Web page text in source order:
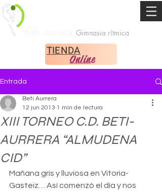
Gimnasia rítmica
Online
TIENDA
Entrada
XIII TORNEO C.D. BETI-
AURRERA “ALMUDENA
CID”
Beti Aurrera
12 jun 2013 1 min de lectura
Mañana gris y lluviosa en Vitoria-
Gasteiz… Así comenzó el día y nos